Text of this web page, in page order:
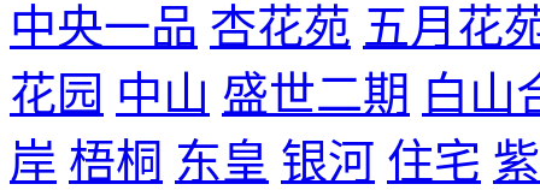
中央一品 杏花苑 五月花
花园 中山 盛世二期 白山
岸 梧桐 东皇 银河 住宅